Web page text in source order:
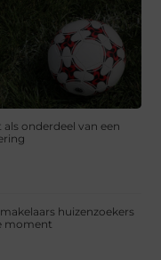
onderdeel van een
huizenzoekers
moment